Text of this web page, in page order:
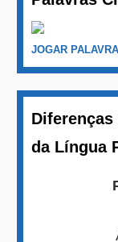
JOGAR
da Língua